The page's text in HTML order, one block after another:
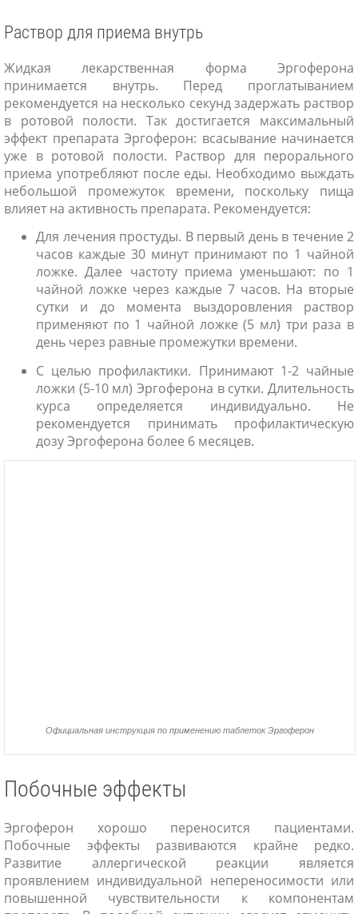
Раствор для приема внутрь
Жидкая лекарственная форма Эргоферона
принимается внутрь. Перед проглатыванием
рекомендуется на несколько секунд задержать раствор
в ротовой полости. Так достигается максимальный
эффект препарата Эргоферон: всасывание начинается
уже в ротовой полости. Раствор для перорального
приема употребляют после еды. Необходимо выждать
небольшой промежуток времени, поскольку пища
влияет на активность препарата. Рекомендуется:
Для лечения простуды. В первый день в течение 2
часов каждые 30 минут принимают по 1 чайной
ложке. Далее частоту приема уменьшают: по 1
чайной ложке через каждые 7 часов. На вторые
сутки и до момента выздоровления раствор
применяют по 1 чайной ложке (5 мл) три раза в
день через равные промежутки времени.
С целью профилактики. Принимают 1-2 чайные
ложки (5-10 мл) Эргоферона в сутки. Длительность
курса определяется индивидуально. Не
рекомендуется принимать профилактическую
дозу Эргоферона более 6 месяцев.
Официальная инструкция по применению таблеток Эргоферон
Побочные эффекты
Эргоферон хорошо переносится пациентами.
Побочные эффекты развиваются крайне редко.
Развитие аллергической реакции является
проявлением индивидуальной непереносимости или
повышенной чувствительности к компонентам